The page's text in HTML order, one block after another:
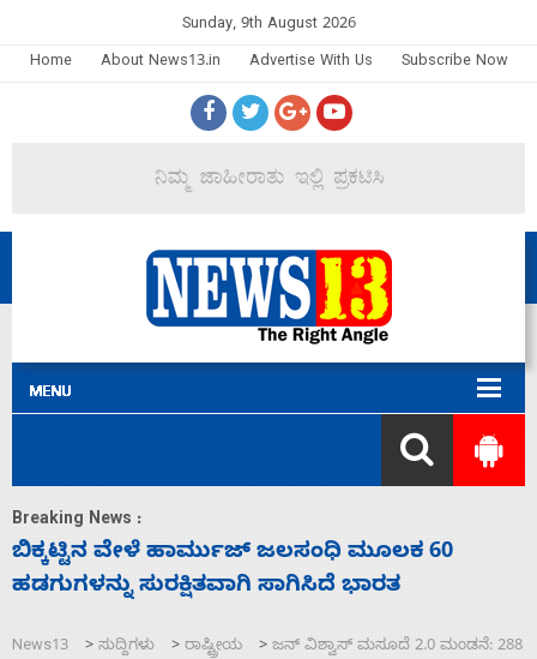
Sunday, 9th August 2026
Home
About News13.in Advertise With Us Subscribe Now
Breaking News :
ನಾಗೇಂದ್ರ ರಾಜೀನಾಮೆ ಕೊಡದಿದ್ದರೆ ಸದನ ನಡೆಸಲು
ಬಿಡೆವು: ಛಲವಾದಿ ನಾರಾಯಣಸ್ವಾಮಿ
News13 > ಸುದ್ದಿಗಳು > ರಾಷ್ಟ್ರೀಯ > ಜನ್ ವಿಶ್ವಾಸ್ ಮಸೂದೆ 2.0 ಮಂಡನೆ: 288